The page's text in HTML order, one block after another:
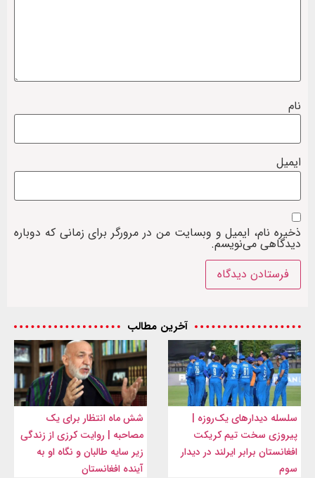
نام
ایمیل
ذخیره نام، ایمیل و وبسایت من در مرورگر برای زمانی که دوباره
دیدگاهی می‌نویسم.
آخرین مطالب
سلسله دیدارهای یک‌روزه |
پیروزی سخت تیم کریکت
افغانستان برابر ایرلند در دیدار
سوم
شش ماه انتظار برای یک
مصاحبه | روایت کرزی از زندگی
زیر سایه طالبان و نگاه او به
آینده افغانستان